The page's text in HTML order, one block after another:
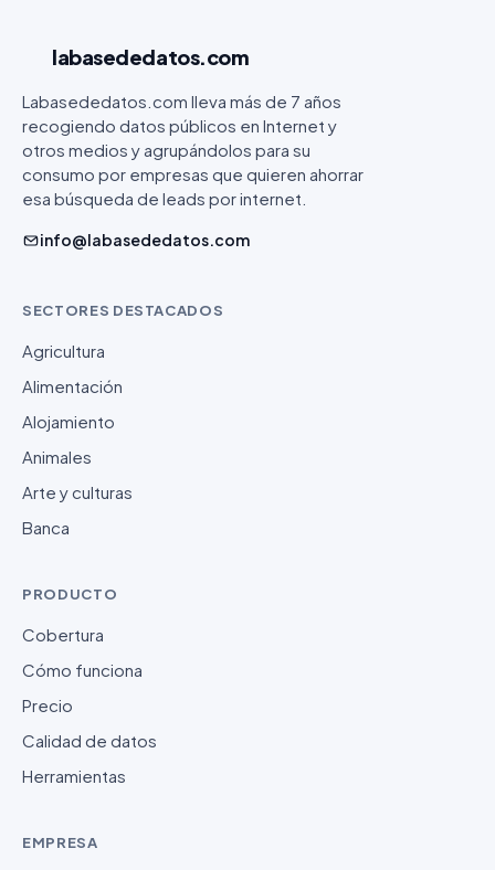
labasededatos.com
Labasededatos.com lleva más de 7 años
recogiendo datos públicos en Internet y
otros medios y agrupándolos para su
consumo por empresas que quieren ahorrar
esa búsqueda de leads por internet.
info@labasededatos.com
SECTORES DESTACADOS
Agricultura
Alimentación
Alojamiento
Animales
Arte y culturas
Banca
PRODUCTO
Cobertura
Cómo funciona
Precio
Calidad de datos
Herramientas
EMPRESA